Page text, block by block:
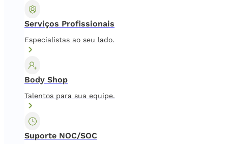
Serviços Profissionais
Especialistas ao seu lado.
Body Shop
Talentos para sua equipe.
Suporte NOC/SOC